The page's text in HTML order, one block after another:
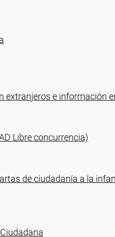
extranjeros e información
Libre concurrencia)
de ciudadanía a la